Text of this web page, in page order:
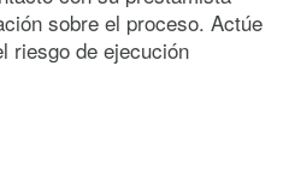
sobre el proceso. Actúe
riesgo de ejecución